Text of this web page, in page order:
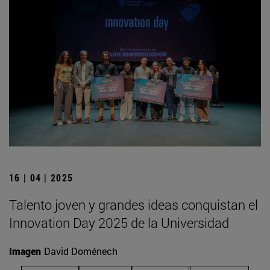
16 | 04 | 2025
Talento joven y grandes ideas conquistan el
Innovation Day 2025 de la Universidad
Imagen David Doménech